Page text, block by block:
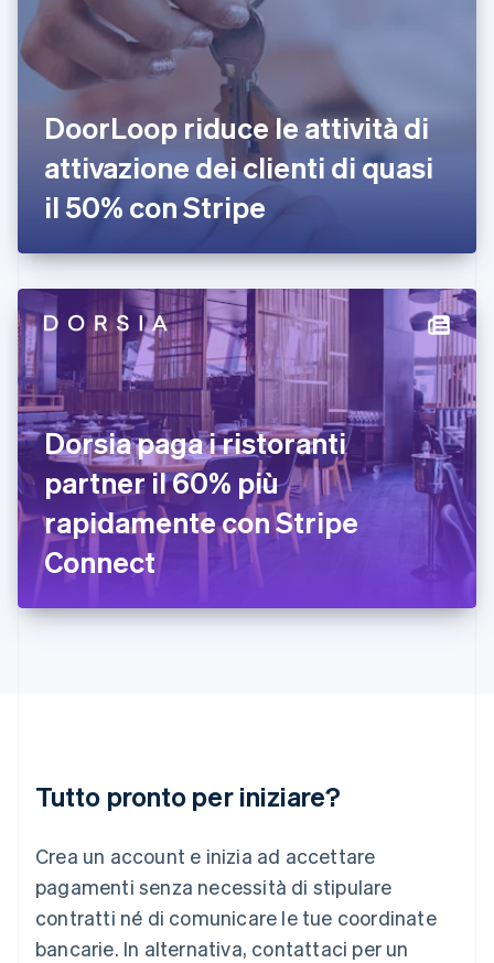
DoorLoop riduce le attività di
attivazione dei clienti di quasi
il 50% con Stripe
Dorsia paga i ristoranti
partner il 60% più
rapidamente con Stripe
Connect
Tutto pronto per iniziare?
Crea un account e inizia ad accettare
pagamenti senza necessità di stipulare
contratti né di comunicare le tue coordinate
bancarie. In alternativa, contattaci per un
Danimarca
English
Emirati Arabi Uniti
English
English
Finlandia
Francia
Germania
Giappone
日本語 English
Gibilterra
English
Grecia
India
English
Irlanda
English
Italia
ItalianoEnglish
Lettonia
Liechtenstein
Malta
English
EspañolEnglish
Norvegia
English
Nuova Zelanda
English